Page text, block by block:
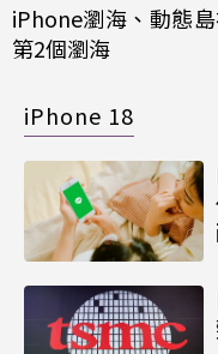
iPhone瀏海、動態
第2個瀏海
iPhone 18